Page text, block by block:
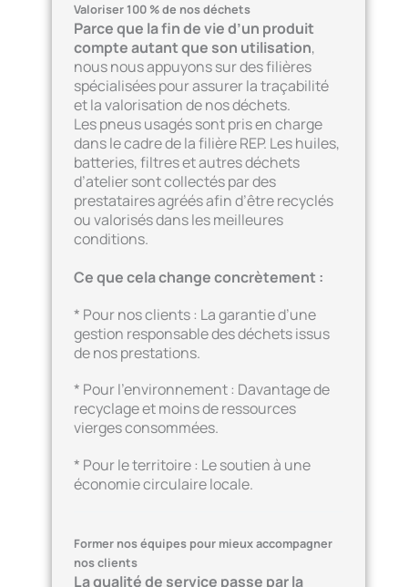
Valoriser 100 % de nos déchets
Parce que la fin de vie d’un produit
compte autant que son utilisation,
nous nous appuyons sur des filières
spécialisées pour assurer la traçabilité
et la valorisation de nos déchets.
Les pneus usagés sont pris en charge
dans le cadre de la filière REP. Les huiles,
batteries, filtres et autres déchets
d’atelier sont collectés par des
prestataires agréés afin d’être recyclés
ou valorisés dans les meilleures
conditions.
Ce que cela change concrètement :
* Pour nos clients : La garantie d’une
gestion responsable des déchets issus
de nos prestations.
* Pour l’environnement : Davantage de
recyclage et moins de ressources
vierges consommées.
* Pour le territoire : Le soutien à une
économie circulaire locale.
Former nos équipes pour mieux accompagner
nos clients
La qualité de service passe par la